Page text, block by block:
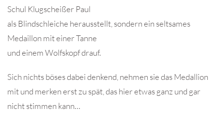
Schul Klugscheißer Paul
als Blindschleiche herausstellt, sondern ein seltsames
Medaillon mit einer Tanne
und einem Wolfskopf drauf.
Sich nichts böses dabei denkend, nehmen sie das Medallion
mit und merken erst zu spät, das hier etwas ganz und gar
nicht stimmen kann…